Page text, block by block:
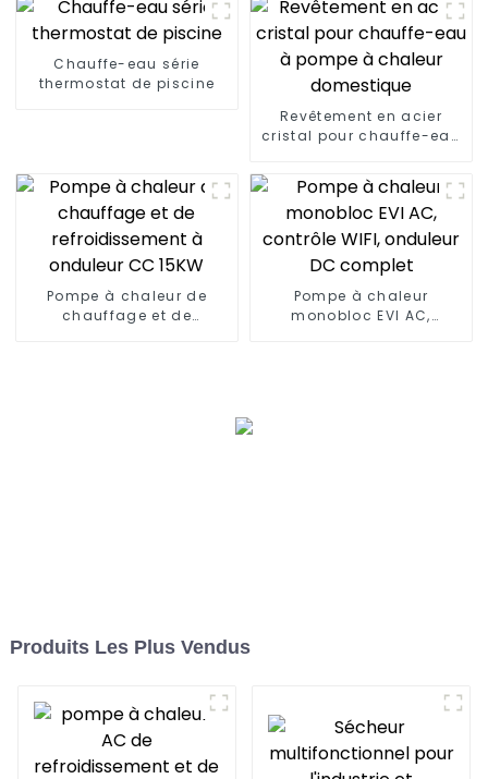
Chauffe-eau série
thermostat de piscine
Revêtement en acier
cristal pour chauffe-eau
domestique
Pompe à chaleur de
chauffage et de
Pompe à chaleur
monobloc EVI AC,
Produits Les Plus Vendus